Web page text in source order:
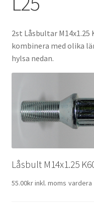
2st Låsbultar M14x1.25
kombinera med olika
hylsa nedan.
Låsbult M14x1.25
55.00krinkl. moms vardera